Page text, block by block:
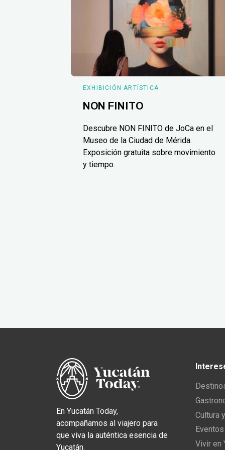
EXHIBICIÓN ARTÍSTICA
NON FINITO
Descubre NON FINITO de JoCa en el
Museo de la Ciudad de Mérida.
Exposición gratuita sobre movimiento
y tiempo.
En Yucatán Today,
acompañamos al viajero para
que viva la auténtica esencia de
Yucatán.
Cultura
Vivir en